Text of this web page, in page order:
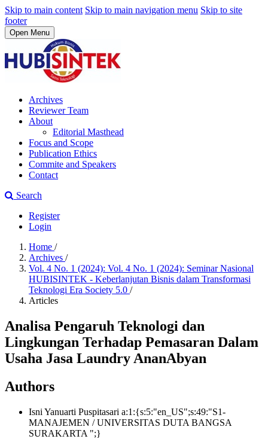
Skip to main content Skip to main navigation menu Skip to site
footer
Open Menu
Archives
Reviewer Team
About
Editorial Masthead
Focus and Scope
Publication Ethics
Commite and Speakers
Contact
Search
Register
Login
Home /
Archives /
Vol. 4 No. 1 (2024): Vol. 4 No. 1 (2024): Seminar Nasional
HUBISINTEK - Keberlanjutan Bisnis dalam Transformasi
Teknologi Era Society 5.0 /
Articles
Analisa Pengaruh Teknologi dan
Lingkungan Terhadap Pemasaran Dalam
Usaha Jasa Laundry AnanAbyan
Authors
Isni Yanuarti Puspitasari a:1:{s:5:"en_US";s:49:"S1-
MANAJEMEN / UNIVERSITAS DUTA BANGSA
SURAKARTA ";}